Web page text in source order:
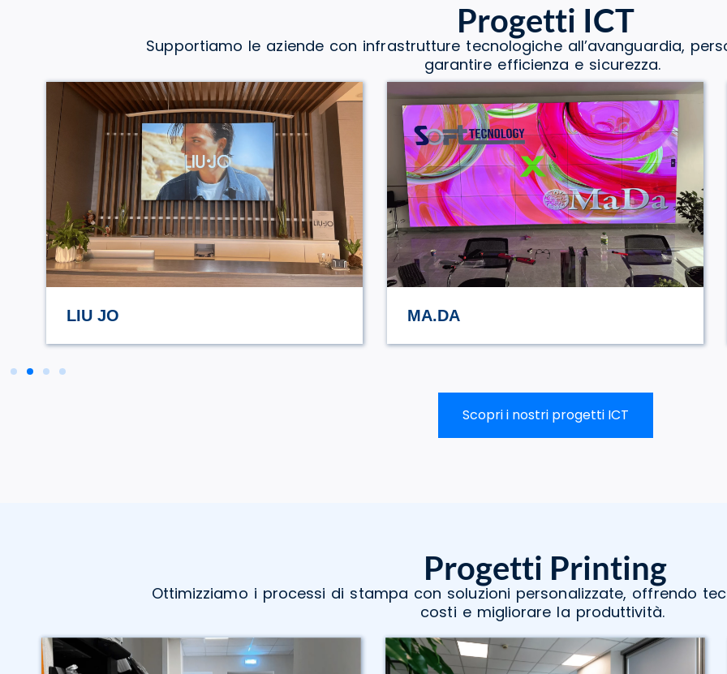
Progetti ICT
Supportiamo le aziende con infrastrutture tecnologiche all’avanguardia,
garantire efficienza e sicurezza.
MA.DA AGENZIA TALENTO
Scopri i nostri progetti ICT
Progetti Printing
Ottimizziamo i processi di stampa con soluzioni personalizzate, offrendo
costi e migliorare la produttività.